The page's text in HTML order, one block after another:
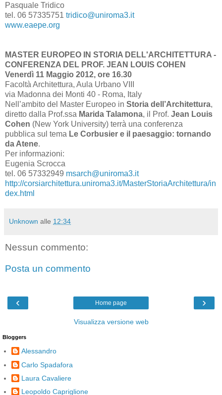
Pasquale Tridico
tel. 06 57335751 tridico@uniroma3.it
www.eaepe.org
MASTER EUROPEO IN STORIA DELL'ARCHITETTURA -
CONFERENZA DEL PROF. JEAN LOUIS COHEN
Venerdì 11 Maggio 2012, ore 16.30
Facoltà Architettura, Aula Urbano VIII
via Madonna dei Monti 40 - Roma, Italy
Nell’ambito del Master Europeo in Storia dell’Architettura,
diretto dalla Prof.ssa Marida Talamona, il Prof. Jean Louis
Cohen (New York University) terrà una conferenza
pubblica sul tema Le Corbusier e il paesaggio: tornando
da Atene.
Per informazioni:
Eugenia Scrocca
tel. 06 57332949 msarch@uniroma3.it
http://corsiarchitettura.uniroma3.it/MasterStoriaArchitettura/in
dex.html
Unknown alle 12:34
Nessun commento:
Posta un commento
‹ ›
Home page
Visualizza versione web
Bloggers
Alessandro
Carlo Spadafora
Laura Cavaliere
Leopoldo Capriglione